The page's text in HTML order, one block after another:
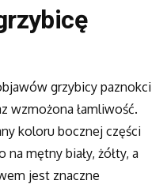
grzybicy paznokci
wzmożona łamliwość.
koloru bocznej części
mętny biały, żółty, a
jest znaczne